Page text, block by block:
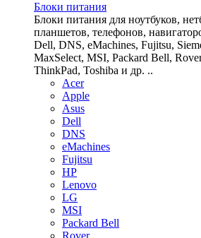
Блоки питания
Блоки питания для ноутбуков,
планшетов, телефонов,
Dell, DNS, eMachines, Fujitsu,
MaxSelect, MSI, Packard Bell,
ThinkPad, Toshiba и др. ..
Acer
Apple
Asus
Dell
DNS
eMachines
Fujitsu
HP
Lenovo
LG
MSI
Packard Bell
Rover